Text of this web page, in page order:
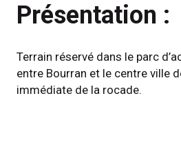
Présentation :
Terrain réservé dans le parc
entre Bourran et le centre ville
immédiate de la rocade.